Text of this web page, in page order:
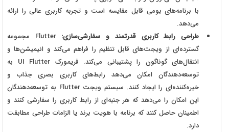
با برنامه‌های بومی قابل مقایسه است و تجربه کاربری عالی را ارائه
می‌دهد.
طراحی رابط کاربری قدرتمند و سفارشی‌سازی:
Flutter مجموعه
گسترده‌ای از ویجت‌های قابل تنظیم را فراهم می‌کند و انیمیشن‌ها و
انتقال‌های گوناگون را پشتیبانی می‌کند. فریمورک UI Flutter به
توسعه‌دهندگان امکان می‌دهد رابط‌های کاربری بصری جذاب و
خیره‌کننده‌ای را ایجاد کنند. سیستم ویجت Flutter به توسعه‌دهندگان
این امکان را می‌دهد که هر جنبه‌ای از رابط کاربری را سفارشی کنند و
اطمینان حاصل کنند که برنامه با هویت برند یا الزامات طراحی مطابقت
دارد.